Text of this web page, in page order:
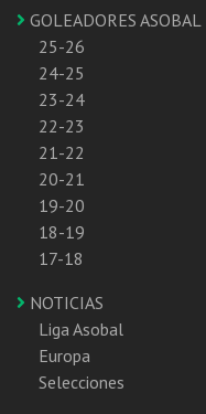
GOLEADORES ASOBAL
25-26
24-25
23-24
22-23
21-22
20-21
19-20
18-19
17-18
NOTICIAS
Liga Asobal
Europa
Selecciones